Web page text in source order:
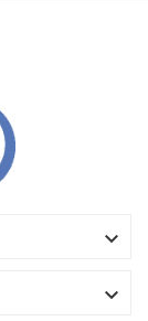

